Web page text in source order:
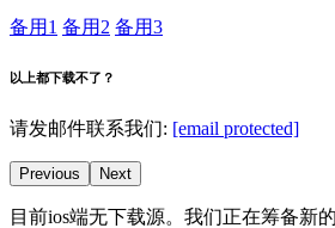
备用1 备用2 备用3
以上都下载不了？
请发邮件联系我们: [email protected]
Previous Next
目前ios端无下载源。我们正在筹备新